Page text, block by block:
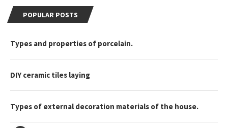
POPULAR POSTS
Types and properties of porcelain.
DIY ceramic tiles laying
Types of external decoration materials of the house.